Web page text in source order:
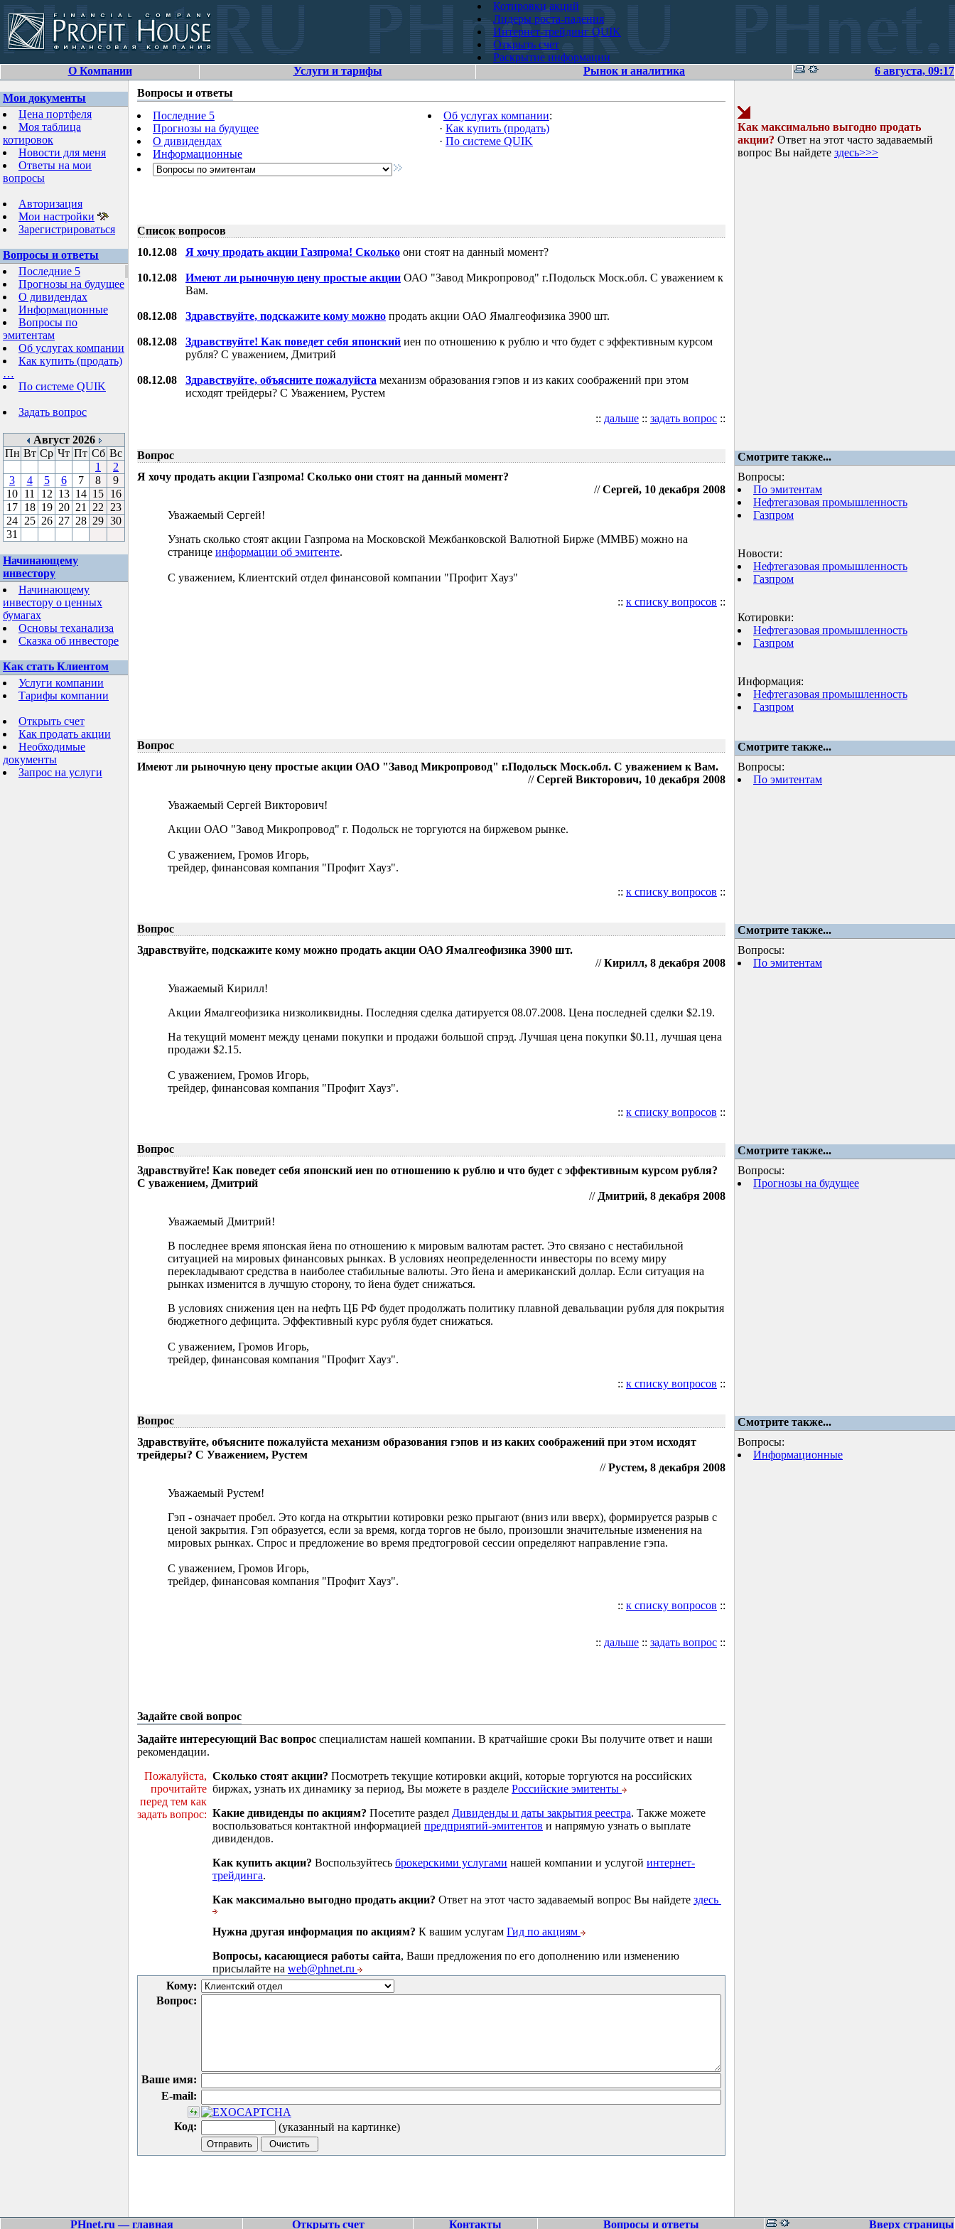
Котировки акций
Лидеры роста-падения
Интернет-трейдинг QUIK
Открыть счет
Раскрытие информации
О Компании
Услуги и тарифы Рынок и аналитика 6 августа, 09:17
Мои документы
Цена портфеля
Моя таблица
котировок
Новости для меня
Ответы на мои
вопросы
Авторизация
Мои настройки
Зарегистрироваться
Вопросы и ответы
Последние 5
Прогнозы на будущее
О дивидендах
Информационные
Вопросы по
эмитентам
Об услугах компании
Как купить (продать)
…
По системе QUIK
Задать вопрос
Август 2026
Пн Вт Ср Чт Пт Сб Вс
1
2
3
4 5 6 7 8
9
10 11 12 13 14 15 16
17 18 19 20 21 22
23
24 25 26 27 28 29 30
31
Начинающему
инвестору
Начинающему
инвестору о ценных
бумагах
Основы теханализа
Сказка об инвесторе
Как стать Клиентом
Услуги компании
Тарифы компании
Открыть счет
Как продать акции
Необходимые
документы
Запрос на услуги
Вопросы и ответы
Последние 5
Прогнозы на будущее
О дивидендах
Информационные
Об услугах компании:
· Как купить (продать)
· По системе QUIK
Список вопросов
10.12.08 Я хочу продать акции Газпрома! Сколько они стоят на данный момент?
10.12.08 Имеют ли рыночную цену простые акции ОАО "Завод Микропровод" г.Подольск Моск.обл. С уважением к
Вам.
08.12.08 Здравствуйте, подскажите кому можно продать акции ОАО Ямалгеофизика 3900 шт.
08.12.08 Здравствуйте! Как поведет себя японский иен по отношению к рублю и что будет с эффективным курсом
рубля? С уважением, Дмитрий
08.12.08 Здравствуйте, объясните пожалуйста механизм образования гэпов и из каких соображений при этом
исходят трейдеры? С Уважением, Рустем
:: дальше :: задать вопрос ::
Как максимально выгодно продать
акции? Ответ на этот часто задаваемый
вопрос Вы найдете здесь>>>
Вопрос
Смотрите также...
Я хочу продать акции Газпрома! Сколько они стоят на данный момент?
//Сергей, 10 декабря 2008
Уважаемый Сергей!
Узнать сколько стоят акции Газпрома на Московской Межбанковской Валютной Бирже (ММВБ) можно на
странице информации об эмитенте.
С уважением, Клиентский отдел финансовой компании "Профит Хауз"
:: к списку вопросов ::
Вопросы:
По эмитентам
Нефтегазовая промышленность
Газпром
Новости:
Нефтегазовая промышленность
Газпром
Котировки:
Нефтегазовая промышленность
Газпром
Информация:
Нефтегазовая промышленность
Газпром
Вопрос
Смотрите также...
Имеют ли рыночную цену простые акции ОАО "Завод Микропровод" г.Подольск Моск.обл. С уважением к Вам.
//Сергей Викторович, 10 декабря 2008
Уважаемый Сергей Викторович!
Акции ОАО "Завод Микропровод" г. Подольск не торгуются на биржевом рынке.
С уважением, Громов Игорь,
трейдер, финансовая компания "Профит Хауз".
:: к списку вопросов ::
Вопросы:
По эмитентам
Вопрос
Смотрите также...
Здравствуйте, подскажите кому можно продать акции ОАО Ямалгеофизика 3900 шт.
//Кирилл, 8 декабря 2008
Уважаемый Кирилл!
Акции Ямалгеофизика низколиквидны. Последняя сделка датируется 08.07.2008. Цена последней сделки $2.19.
На текущий момент между ценами покупки и продажи большой спрэд. Лучшая цена покупки $0.11, лучшая цена
продажи $2.15.
С уважением, Громов Игорь,
трейдер, финансовая компания "Профит Хауз".
:: к списку вопросов ::
Вопросы:
По эмитентам
Вопрос
Смотрите также...
Здравствуйте! Как поведет себя японский иен по отношению к рублю и что будет с эффективным курсом рубля?
С уважением, Дмитрий
// Дмитрий, 8 декабря 2008
Уважаемый Дмитрий!
В последнее время японская йена по отношению к мировым валютам растет. Это связано с нестабильной
ситуацией на мировых финансовых рынках. В условиях неопределенности инвесторы по всему миру
перекладывают средства в наиболее стабильные валюты. Это йена и американский доллар. Если ситуация на
рынках изменится в лучшую сторону, то йена будет снижаться.
В условиях снижения цен на нефть ЦБ РФ будет продолжать политику плавной девальвации рубля для покрытия
бюджетного дефицита. Эффективный курс рубля будет снижаться.
С уважением, Громов Игорь,
трейдер, финансовая компания "Профит Хауз".
:: к списку вопросов ::
Вопросы:
Прогнозы на будущее
Вопрос
Смотрите также...
Здравствуйте, объясните пожалуйста механизм образования гэпов и из каких соображений при этом исходят
трейдеры? С Уважением, Рустем
//Рустем, 8 декабря 2008
Уважаемый Рустем!
Гэп - означает пробел. Это когда на открытии котировки резко прыгают (вниз или вверх), формируется разрыв с
ценой закрытия. Гэп образуется, если за время, когда торгов не было, произошли значительные изменения на
мировых рынках. Спрос и предложение во время предтогровой сессии определяют направление гэпа.
С уважением, Громов Игорь,
трейдер, финансовая компания "Профит Хауз".
:: к списку вопросов ::
Вопросы:
Информационные
:: дальше :: задать вопрос ::
Задайте свой вопрос
Задайте интересующий Вас вопрос специалистам нашей компании. В кратчайшие сроки Вы получите ответ и наши
рекомендации.
Пожалуйста,
прочитайте
перед тем как
задать вопрос:
Сколько стоят акции? Посмотреть текущие котировки акций, которые торгуются на российских
биржах, узнать их динамику за период, Вы можете в разделе Российские эмитенты
Какие дивиденды по акциям? Посетите раздел Дивиденды и даты закрытия реестра. Также можете
воспользоваться контактной информацией предприятий-эмитентов и напрямую узнать о выплате
дивидендов.
Как купить акции? Воспользуйтесь брокерскими услугами нашей компании и услугой интернет-
трейдинга.
Как максимально выгодно продать акции? Ответ на этот часто задаваемый вопрос Вы найдете здесь
Нужна другая информация по акциям? К вашим услугам Гид по акциям
Вопросы, касающиеся работы сайта, Ваши предложения по его дополнению или изменению
присылайте на web@phnet.ru
Кому:
Вопрос:
Ваше имя:
E-mail:
Код: (указанный на картинке)
PHnet.ru — главная Открыть счет Контакты Вопросы и ответы Вверх страницы